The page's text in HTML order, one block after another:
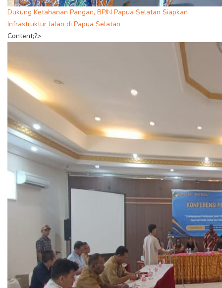
Dukung Ketahanan Pangan, BPJN Papua Selatan Siapkan
Infrastruktur Jalan di Papua Selatan
Content;?>